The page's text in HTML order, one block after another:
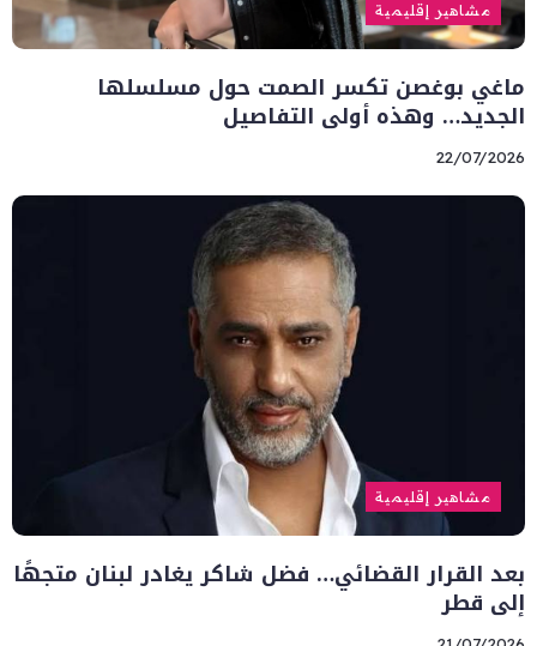
مشاهير إقليمية
ماغي بوغصن تكسر الصمت حول مسلسلها
الجديد… وهذه أولى التفاصيل
22/07/2026
مشاهير إقليمية
بعد القرار القضائي… فضل شاكر يغادر لبنان متجهًا
إلى قطر